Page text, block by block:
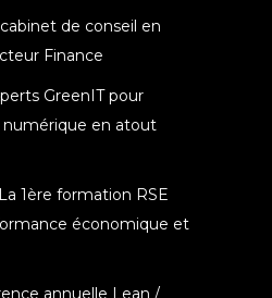
de conseil en
Finance
GreenIT pour
en atout
1ère formation RSE
économique et
annuelle Lean /